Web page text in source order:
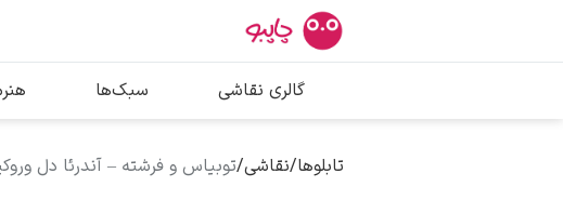
بیشترین جستجوها
پیکاسو
سالوادور دالی
گالری نقاشی سبک‌ها
تابلوها/نقاشی/توبیاس و فرشته – آندرئا دل